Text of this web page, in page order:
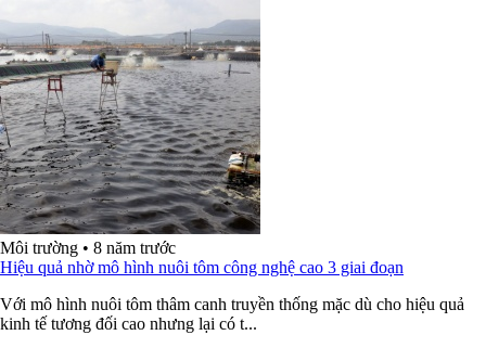
Môi trường • 8 năm trước
Hiệu quả nhờ mô hình nuôi tôm công nghệ cao 3 giai đoạn
Với mô hình nuôi tôm thâm canh truyền thống mặc dù cho hiệu quả
kinh tế tương đối cao nhưng lại có t...